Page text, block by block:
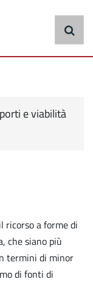
cerca
e viabilità
ricorso a forme di
che siano più
termini di minor
di fonti di